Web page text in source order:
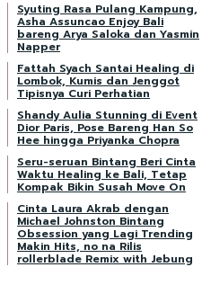
Syuting Rasa Pulang Kampung,
Asha Assuncao Enjoy Bali
bareng Arya Saloka dan Yasmin
Napper
Fattah Syach Santai Healing di
Lombok, Kumis dan Jenggot
Tipisnya Curi Perhatian
Shandy Aulia Stunning di Event
Dior Paris, Pose Bareng Han So
Hee hingga Priyanka Chopra
Seru-seruan Bintang Beri Cinta
Waktu Healing ke Bali, Tetap
Kompak Bikin Susah Move On
Cinta Laura Akrab dengan
Michael Johnston Bintang
Obsession yang Lagi Trending
Makin Hits, no na Rilis
rollerblade Remix with Jebung